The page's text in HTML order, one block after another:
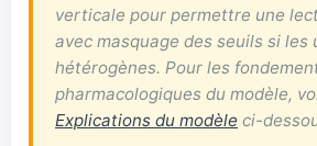
verticale pour permettre une
avec masquage des seuils si les
hétérogènes. Pour les
pharmacologiques du modèle,
Explications du modèle ci-